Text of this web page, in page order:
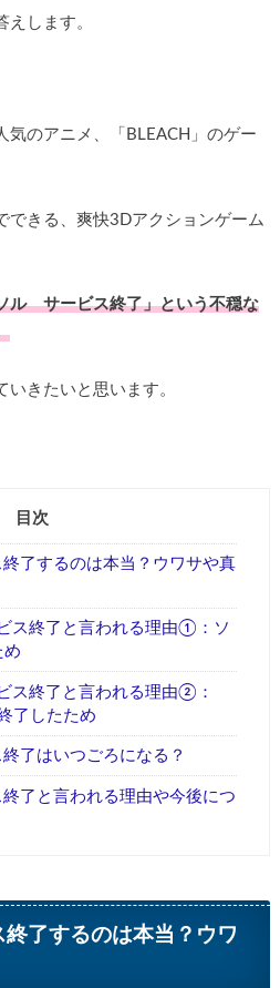
えします。
気のアニメ、「BLEACH」のゲー
できる、爽快3Dアクションゲーム
ル サービス終了」という不穏な
きたいと思います。
目次
了するのは本当？ウワサや真
ス終了と言われる理由①：ソ
め
ス終了と言われる理由②：
了したため
了はいつごろになる？
了と言われる理由や今後につ
了するのは本当？ウワ